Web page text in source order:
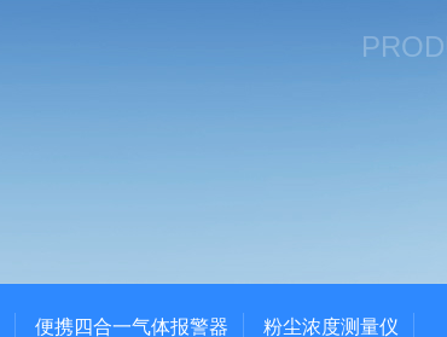
便携四合一气体报警器 粉尘浓度测量仪